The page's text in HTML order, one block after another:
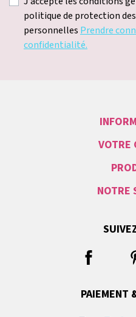
politique de protection
personnelles Prendre
confidentialité.
VOTRE
NOTRE
PAIEMENT